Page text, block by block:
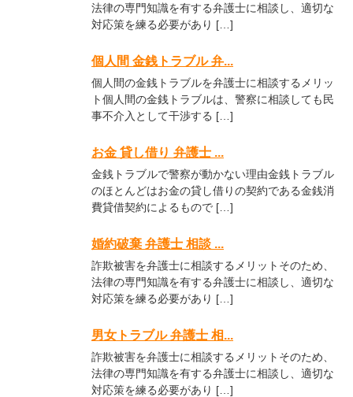
法律の専門知識を有する弁護士に相談し、適切な
対応策を練る必要があり […]
個人間 金銭トラブル 弁...
個人間の金銭トラブルを弁護士に相談するメリッ
ト個人間の金銭トラブルは、警察に相談しても民
事不介入として干渉する […]
お金 貸し借り 弁護士 ...
金銭トラブルで警察が動かない理由金銭トラブル
のほとんどはお金の貸し借りの契約である金銭消
費貸借契約によるもので […]
婚約破棄 弁護士 相談 ...
詐欺被害を弁護士に相談するメリットそのため、
法律の専門知識を有する弁護士に相談し、適切な
対応策を練る必要があり […]
男女トラブル 弁護士 相...
詐欺被害を弁護士に相談するメリットそのため、
法律の専門知識を有する弁護士に相談し、適切な
対応策を練る必要があり […]